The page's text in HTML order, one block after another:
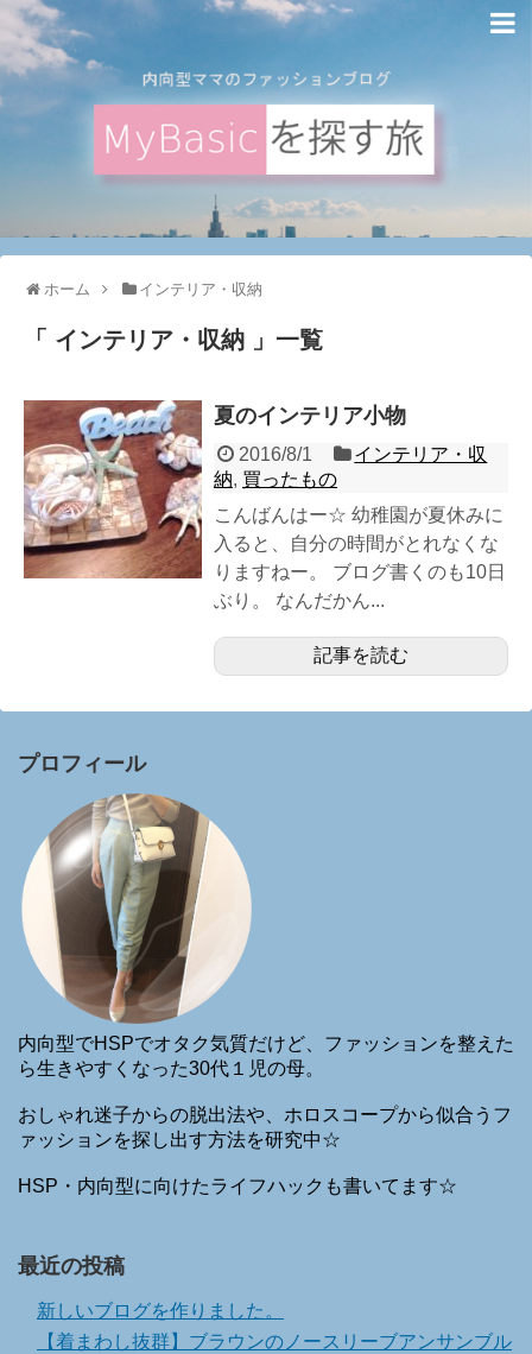
ホーム インテリア・収納
「 インテリア・収納 」一覧
夏のインテリア小物
2016/8/1
インテリア・収
納, 買ったもの
こんばんはー☆ 幼稚園が夏休みに
入ると、自分の時間がとれなくな
りますねー。 ブログ書くのも10日
ぶり。 なんだかん...
記事を読む
プロフィール
内向型でHSPでオタク気質だけど、ファッションを整えた
ら生きやすくなった30代１児の母。
おしゃれ迷子からの脱出法や、ホロスコープから似合うフ
ァッションを探し出す方法を研究中☆
HSP・内向型に向けたライフハックも書いてます☆
最近の投稿
新しいブログを作りました。
【着まわし抜群】ブラウンのノースリーブアンサンブル